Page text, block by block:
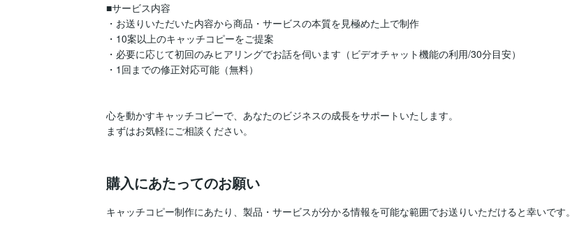
■サービス内容
・お送りいただいた内容から商品・サービスの本質を見極めた上で制作
・10案以上のキャッチコピーをご提案
・必要に応じて初回のみヒアリングでお話を伺います（ビデオチャット機能の利用/30分目安）
・1回までの修正対応可能（無料）
心を動かすキャッチコピーで、あなたのビジネスの成長をサポートいたします。
まずはお気軽にご相談ください。
購入にあたってのお願い
キャッチコピー制作にあたり、製品・サービスが分かる情報を可能な範囲でお送りいただけると幸いです。